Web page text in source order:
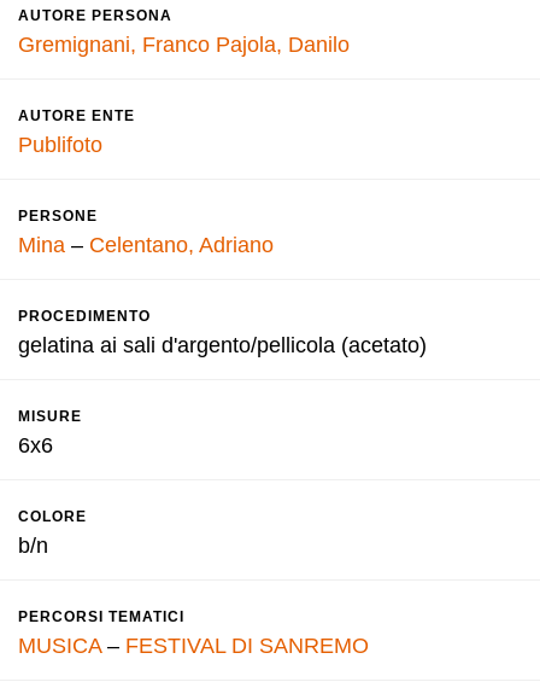
AUTORE PERSONA
Gremignani, Franco Pajola, Danilo
AUTORE ENTE
Publifoto
PERSONE
Mina – Celentano, Adriano
PROCEDIMENTO
gelatina ai sali d'argento/pellicola (acetato)
MISURE
6x6
COLORE
b/n
PERCORSI TEMATICI
MUSICA– FESTIVAL DI SANREMO